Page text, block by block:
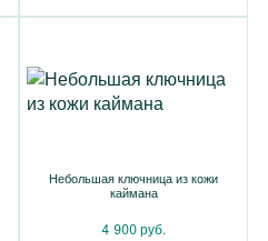
Небольшая ключница из кожи
каймана
4 900 руб.